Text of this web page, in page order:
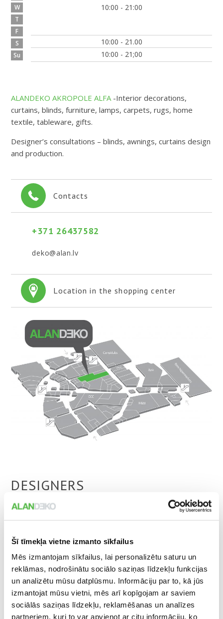
Šī tīmekļa vietne izmanto sīkfailus
Mēs izmantojam sīkfailus, lai personalizētu saturu un
reklāmas, nodrošinātu sociālo saziņas līdzekļu funkcijas
un analizētu mūsu datplūsmu. Informāciju par to, kā jūs
izmantojat mūsu vietni, mēs arī kopīgojam ar saviem
sociālās saziņas līdzekļu, reklamēšanas un analīzes
partneriem, kuri to var apvienot ar citu informāciju, ko
W
T
F
S
Su
10:00 - 21:00
10:00 - 21.00
10:00 - 21;00
ALANDEKO AKROPOLE ALFA -Interior decorations,
curtains, blinds, furniture, lamps, carpets, rugs, home
textile, tableware, gifts.
Designer’s consultations – blinds, awnings, curtains design
and production.
Contacts
+371 26437582
deko@alan.lv
Location in the shopping center
DESIGNERS
ZITA ZARŽECKA
Designer